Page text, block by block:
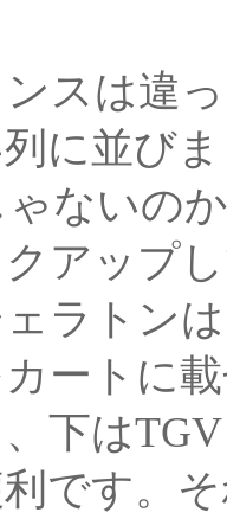
スは違
に並び
ないの
アップ
ラトン
ートに
下は
です。